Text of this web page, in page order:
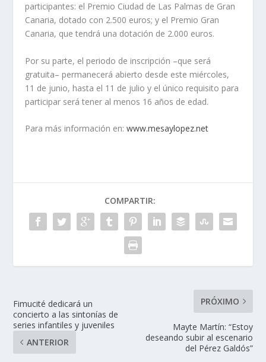
participantes: el Premio Ciudad de Las Palmas de Gran
Canaria, dotado con 2.500 euros; y el Premio Gran
Canaria, que tendrá una dotación de 2.000 euros.
Por su parte, el periodo de inscripción –que será
gratuita– permanecerá abierto desde este miércoles,
11 de junio, hasta el 11 de julio y el único requisito para
participar será tener al menos 16 años de edad.
Para más información en:www.mesaylopez.net
COMPARTIR:
Fimucité dedicará un
concierto a las sintonías de
series infantiles y juveniles
ANTERIOR
PRÓXIMO
Mayte Martín: “Estoy
deseando subir al escenario
del Pérez Galdós”